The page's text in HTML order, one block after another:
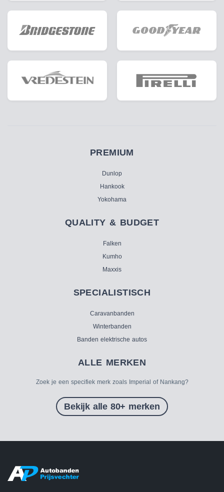
PREMIUM
Dunlop
Hankook
Yokohama
QUALITY & BUDGET
Falken
Kumho
Maxxis
SPECIALISTISCH
Caravanbanden
Winterbanden
Banden elektrische autos
ALLE MERKEN
Zoek je een specifiek merk zoals Imperial of Nankang?
Bekijk alle 80+ merken